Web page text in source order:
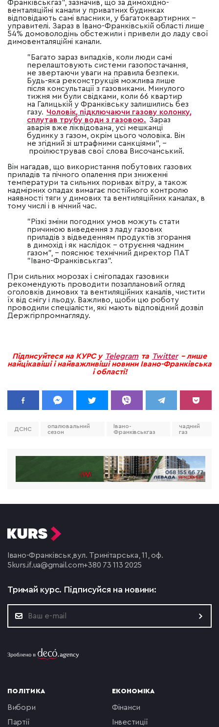
Франківськгаз", зазначив, що за димохідно-
венталяційні канали у приватних будинках
відповідають самі власники, у багатоквартирних –
управителі. Зараз в Івано-Франківській області лише
54% домоволодінь обстежили і привели до ладу свої
димовенталяційні канали.
"Багато зараз випадків, коли люди самі
перелаштовують системи газопостачання,
не звертаючи уваги на правила безпеки.
Будь-яка реконструкція можлива лише
після консультації з газовиками. Минулого
тижня ми були свідками, коли 66 квартир
на Галицькій у Франківську залишились без
газу. Чоловік, підключаючи газову колонку,
сплутав трубу води з газовою. Зараз
аварія вже ліквідована, усі мешканці
будинку з газом, окрім цього чоловіка. Він
не згідний зі штрафними санкціями", –
проілюстрував свої слова Височанський.
Він нагадав, що використання побутових газових
приладів та пічного опалення при зниженні
температури та сильних поривах вітру, а також
надмірних опадах вимагає постійного контролю
наявності тяги у димових та вентиляційних каналах, в
тому числі і в нічний час.
"Різкі зміни погодних умов можуть стати
причиною виведення з ладу газових
приладів з відведенням продуктів згорання
в димохід і як наслідок – отруєння чадним
газом", – пояснює технічний директор ПАТ
"Івано-Франківськгаз".
При сильних морозах і снігопадах газовики
рекомендують проводити позаплановий огляд
оголовків димових та вентиляційних каналів, чистити
їх від снігу і льоду. Важливо, щоби цю роботу
проводили спеціалісти, які мають відповідний дозвіл
Держгірпромнагляду.
Підписуйтеся на КУРС у Telegram та Twitter – лише
найцікавіші і найважливіші новини Івано-Франківська
і області!
ДСНС
опалювальний
сезон
Івано-
Франківськгаз
чадний
газ
Івано-Франківськ,вул. Тринітарська, 11, оф.
5 kurs.if.ua@gmail.com+380 73 113 2025
Тримай курс. Підписуйся на новини:
ПОЛІТИКА
вибори
партії
ЕКОНОМІКА
фінанси
інвестиції